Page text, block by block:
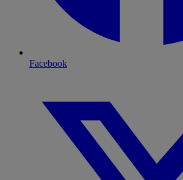
Facebook